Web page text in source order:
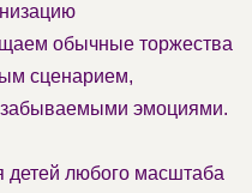
обычные торжества
сценарием,
эмоциями.
детей любого масштаба